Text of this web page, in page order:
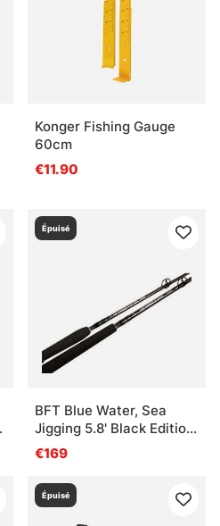
avant une sortie en
Konger Fishing Gauge
60cm
€11.90
Épuisé
BFT Blue Water, Sea
Jigging 5.8' Black Edition
-450g, 2pcs
€169
Épuisé